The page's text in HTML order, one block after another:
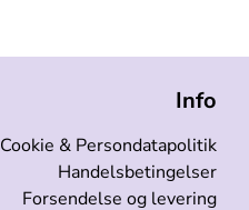
Info
Cookie & Persondatapolitik
Handelsbetingelser
Forsendelse og levering